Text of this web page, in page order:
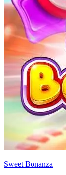
Sweet Bonanza